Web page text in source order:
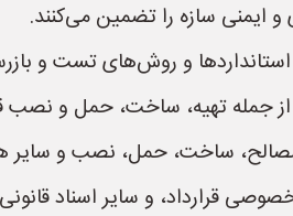
ایمنی سازه را تضمین می‌کنند.
قرارداد، و سایر اسناد